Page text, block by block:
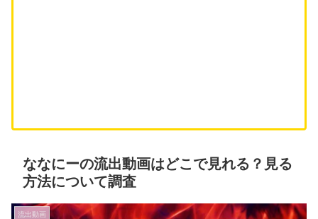
ななにーの流出動画はどこで見れる？見る
方法について調査
流出動画